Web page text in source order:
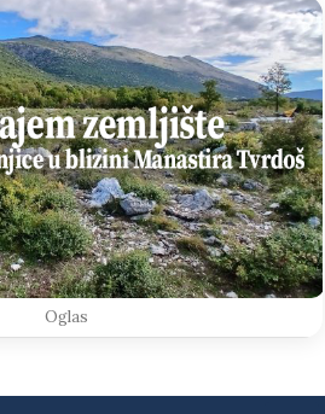
Oglas